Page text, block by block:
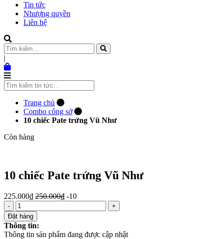
Tin tức
Nhượng quyền
Liên hệ
|
Trang chủ
Combo công sở
10 chiếc Pate trứng Vũ Như
Còn hàng
10 chiếc Pate trứng Vũ Như
225.000₫ 250.000₫ -10
-
+
Đặt hàng
Thông tin:
Thông tin sản phẩm đang được cập nhật